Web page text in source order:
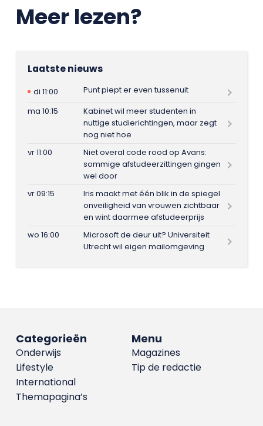
Meer lezen?
Laatste nieuws
di 11:00
Punt piept er even tussenuit
ma 10:15
Kabinet wil meer studenten in
nuttige studierichtingen, maar zegt
nog niet hoe
vr 11:00
Niet overal code rood op Avans:
sommige afstudeerzittingen gingen
wel door
vr 09:15
Iris maakt met één blik in de spiegel
onveiligheid van vrouwen zichtbaar
en wint daarmee afstudeerprijs
wo 16:00
Microsoft de deur uit? Universiteit
Utrecht wil eigen mailomgeving
Menu
Magazines
Tip de redactie
Categorieën
Onderwijs
Lifestyle
International
Themapagina’s